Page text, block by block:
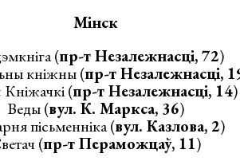
Мінск
(пр-т Незалежнасці, 72)
кніжны (пр-т Незалежнасці,
Кніжачкі (пр-т Незалежнасці, 14)
Веды (вул. К. Маркса, 36)
пісьменніка (вул. Казлова, 2)
(пр-т Пераможцаў, 11)